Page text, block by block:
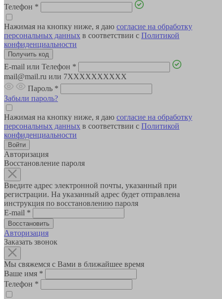
Телефон *
Нажимая на кнопку ниже, я даю согласие на обработку
персональных данных в соответствии с Политикой
конфиденциальности
E-mail или Телефон *
mail@mail.ru или 7XXXXXXXXXX
Пароль *
Забыли пароль?
Нажимая на кнопку ниже, я даю согласие на обработку
персональных данных в соответствии с Политикой
конфиденциальности
Авторизация
Восстановление пароля
Введите адрес электронной почты, указанный при
регистрации. На указанный адрес будет отправлена
инструкция по восстановлению пароля
E-mail *
Авторизация
Заказать звонок
Мы свяжемся с Вами в ближайшее время
Ваше имя *
Телефон *